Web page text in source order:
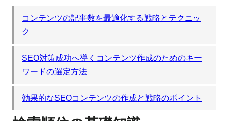
コンテンツの記事数を最適化する戦略とテクニッ
ク
SEO対策成功へ導くコンテンツ作成のためのキー
ワードの選定方法
効果的なSEOコンテンツの作成と戦略のポイント